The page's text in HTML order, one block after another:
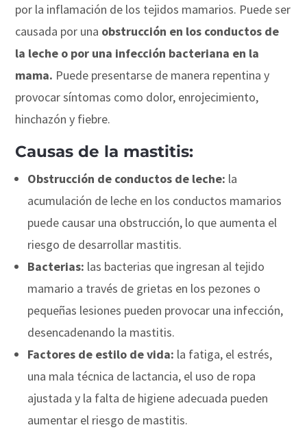
por la inflamación de los tejidos mamarios. Puede ser
causada por una obstrucción en los conductos de
la leche o por una infección bacteriana en la
mama. Puede presentarse de manera repentina y
provocar síntomas como dolor, enrojecimiento,
hinchazón y fiebre.
Causas de la mastitis:
Obstrucción de conductos de leche: la
acumulación de leche en los conductos mamarios
puede causar una obstrucción, lo que aumenta el
riesgo de desarrollar mastitis.
Bacterias: las bacterias que ingresan al tejido
mamario a través de grietas en los pezones o
pequeñas lesiones pueden provocar una infección,
desencadenando la mastitis.
Factores de estilo de vida: la fatiga, el estrés,
una mala técnica de lactancia, el uso de ropa
ajustada y la falta de higiene adecuada pueden
aumentar el riesgo de mastitis.